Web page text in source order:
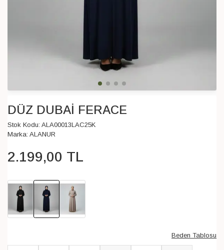
DÜZ DUBAİ FERACE
Stok Kodu: ALA00013LAC25K
Marka: ALANUR
2.199,00 TL
Beden Tablosu